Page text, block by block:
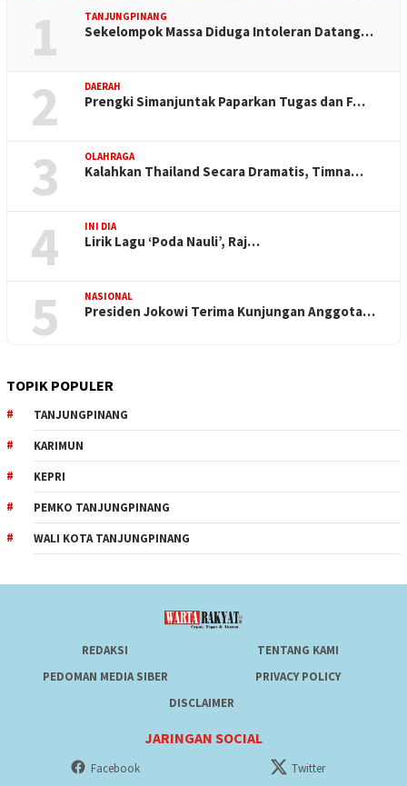
1 TANJUNGPINANG
Sekelompok Massa Diduga Intoleran Datang…
2 DAERAH
Prengki Simanjuntak Paparkan Tugas dan F…
3 OLAHRAGA
Kalahkan Thailand Secara Dramatis, Timna…
4 INI DIA
Lirik Lagu ‘Poda Nauli’, Raj…
5 NASIONAL
Presiden Jokowi Terima Kunjungan Anggota…
TOPIK POPULER
TANJUNGPINANG
KARIMUN
KEPRI
PEMKO TANJUNGPINANG
WALI KOTA TANJUNGPINANG
REDAKSI
TENTANG KAMI
PEDOMAN MEDIA SIBER
PRIVACY POLICY
DISCLAIMER
JARINGAN SOCIAL
Facebook Twitter